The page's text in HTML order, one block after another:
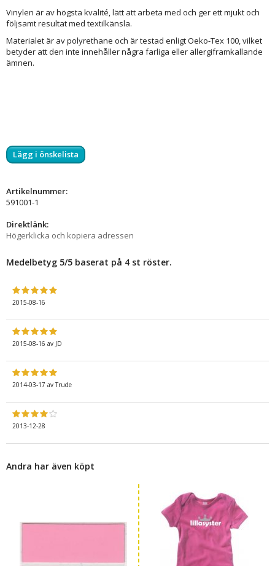
Vinylen är av högsta kvalité, lätt att arbeta med och ger ett mjukt och
följsamt resultat med textilkänsla.
Materialet är av polyrethane och är testad enligt Oeko-Tex 100, vilket
betyder att den inte innehåller några farliga eller allergiframkallande
ämnen.
Lägg i önskelista
Artikelnummer:
591001-1
Direktlänk:
Högerklicka och kopiera adressen
Medelbetyg 5/5 baserat på 4 st röster.
2015-08-16
2015-08-16 av JD
2014-03-17 avTrude
2013-12-28
Andra har även köpt